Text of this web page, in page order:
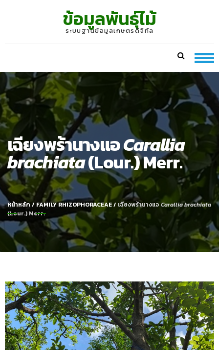
ข้อมูลพันธุ์ไม้
ระบบฐานข้อมูลเกษตรดิจิทัล
เฉียงพร้านางแอCarallia
brachiata(Lour.) Merr.
หน้าหลัก / FAMILY RHIZOPHORACEAE/ เฉียงพร้านางแอ Carallia brachiata
(Lour.) Merr.